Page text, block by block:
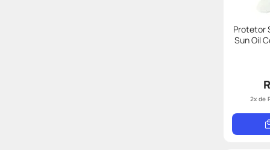
Protetor
Sun Oil
2x de